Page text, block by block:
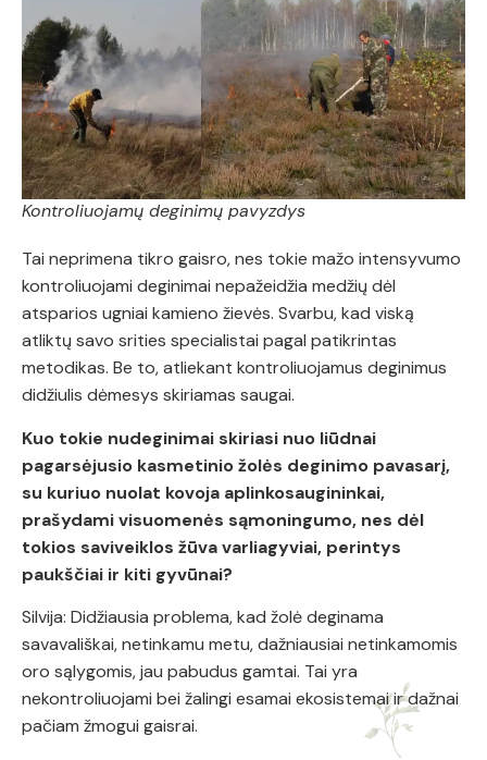
Kontroliuojamų deginimų pavyzdys
Tai neprimena tikro gaisro, nes tokie mažo intensyvumo
kontroliuojami deginimai nepažeidžia medžių dėl
atsparios ugniai kamieno žievės. Svarbu, kad viską
atliktų savo srities specialistai pagal patikrintas
metodikas. Be to, atliekant kontroliuojamus deginimus
didžiulis dėmesys skiriamas saugai.
Kuo tokie nudeginimai skiriasi nuo liūdnai
pagarsėjusio kasmetinio žolės deginimo pavasarį,
su kuriuo nuolat kovoja aplinkosaugininkai,
prašydami visuomenės sąmoningumo, nes dėl
tokios saviveiklos žūva varliagyviai, perintys
paukščiai ir kiti gyvūnai?
Silvija: Didžiausia problema, kad žolė deginama
savavališkai, netinkamu metu, dažniausiai netinkamomis
oro sąlygomis, jau pabudus gamtai. Tai yra
nekontroliuojami bei žalingi esamai ekosistemai ir dažnai
pačiam žmogui gaisrai.